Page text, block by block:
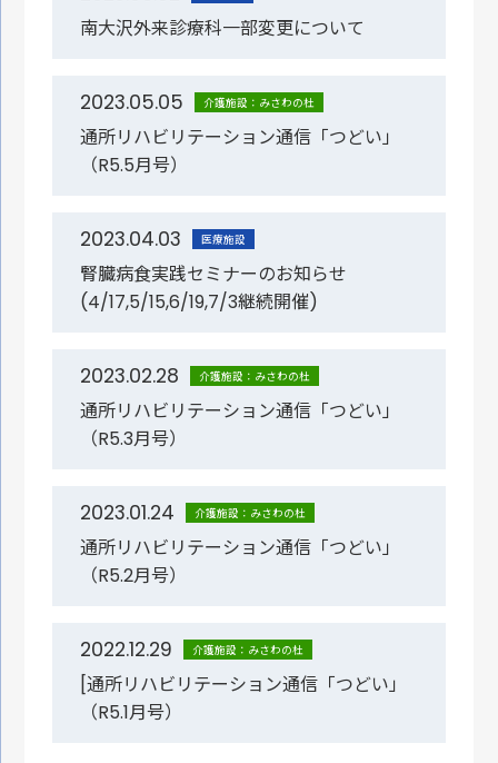
南大沢外来診療科一部変更について
2023.05.05 介護施設：みさわの杜
通所リハビリテーション通信「つどい」
（R5.5月号）
2023.04.03 医療施設
腎臓病食実践セミナーのお知らせ
(4/17,5/15,6/19,7/3継続開催)
2023.02.28 介護施設：みさわの杜
通所リハビリテーション通信「つどい」
（R5.3月号）
2023.01.24 介護施設：みさわの杜
通所リハビリテーション通信「つどい」
（R5.2月号）
2022.12.29 介護施設：みさわの杜
[通所リハビリテーション通信「つどい」
（R5.1月号）